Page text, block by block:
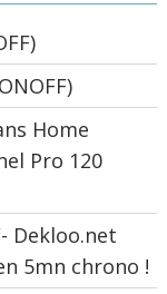
Home
Pro 120
Dekloo.net
5mn chrono !